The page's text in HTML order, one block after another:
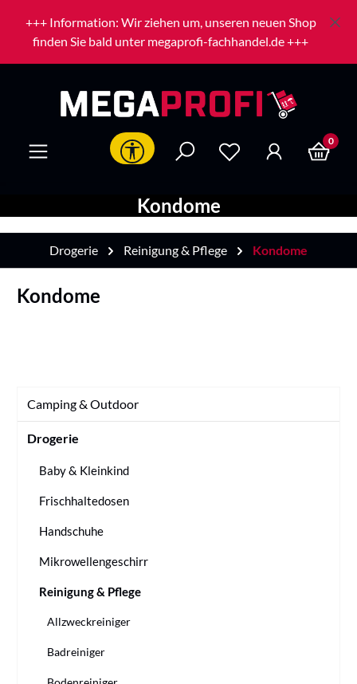
Zum Hauptinhalt springen
+++ Information: Wir ziehen um, unseren neuen Shop
finden Sie bald unter megaprofi-fachhandel.de +++
Werkzeugleiste anzeigen 0
Kondome
Drogerie Reinigung & Pflege Kondome
Kondome
Camping & Outdoor
Drogerie
Baby & Kleinkind
Frischhaltedosen
Handschuhe
Mikrowellengeschirr
Reinigung & Pflege
Allzweckreiniger
Badreiniger